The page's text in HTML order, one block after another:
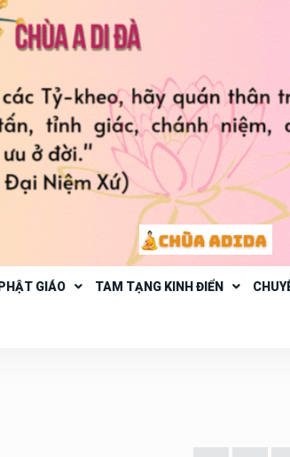
GIÁO TAM TẠNG KINH ĐIỂN